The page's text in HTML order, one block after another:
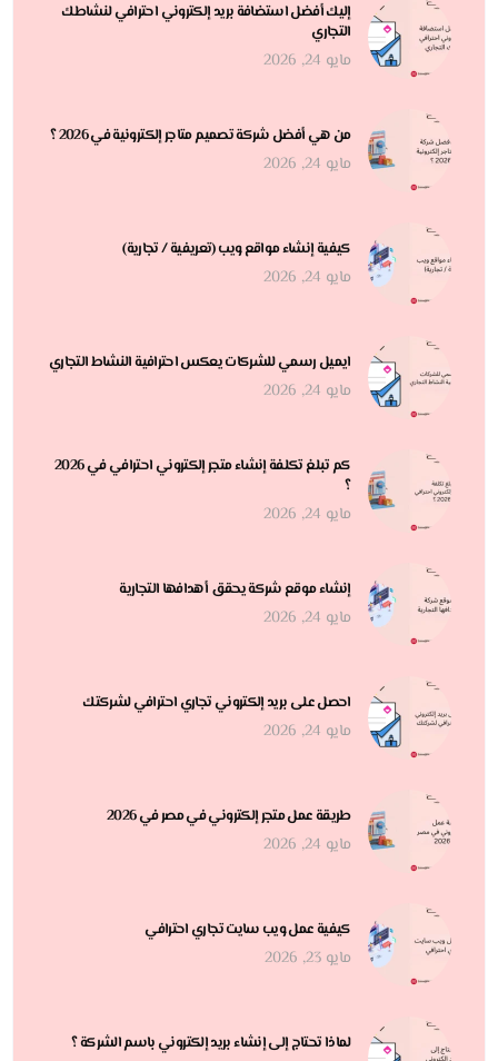
إليك أفضل استضافة بريد إلكتروني احترافي لنشاطك
التجاري
مايو 24, 2026
من هي أفضل شركة تصميم متاجر إلكترونية في 2026 ؟
مايو 24, 2026
كيفية إنشاء مواقع ويب (تعريفية / تجارية)
مايو 24, 2026
ايميل رسمي للشركات يعكس احترافية النشاط التجاري
مايو 24, 2026
كم تبلغ تكلفة إنشاء متجر إلكتروني احترافي في 2026
؟
مايو 24, 2026
إنشاء موقع شركة يحقق أهدافها التجارية
مايو 24, 2026
احصل على بريد إلكتروني تجاري احترافي لشركتك
مايو 24, 2026
طريقة عمل متجر إلكتروني في مصر في 2026
مايو 24, 2026
كيفية عمل ويب سايت تجاري احترافي
مايو 23, 2026
لماذا تحتاج إلى إنشاء بريد إلكتروني باسم الشركة ؟